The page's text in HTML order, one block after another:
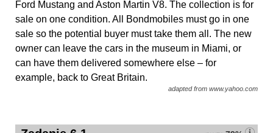
Ford Mustang and Aston Martin V8. The collection is for
sale on one condition. All Bondmobiles must go in one
sale so the potential buyer must take them all. The new
owner can leave the cars in the museum in Miami, or
can have them delivered somewhere else – for
example, back to Great Britain.
adapted from www.yahoo.com